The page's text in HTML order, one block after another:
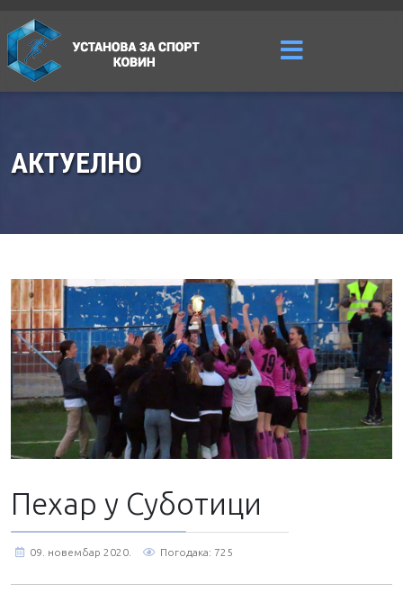
АКТУЕЛНО
Пехар у Суботици
09. новембар 2020. Погодака: 725